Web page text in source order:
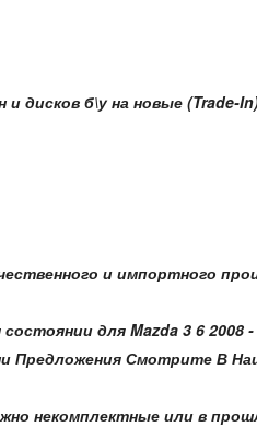
дисков б\у на новые (Trade-
и импортного
для Mazda 3 6
Предложения Смотрите В
некомплектные или в